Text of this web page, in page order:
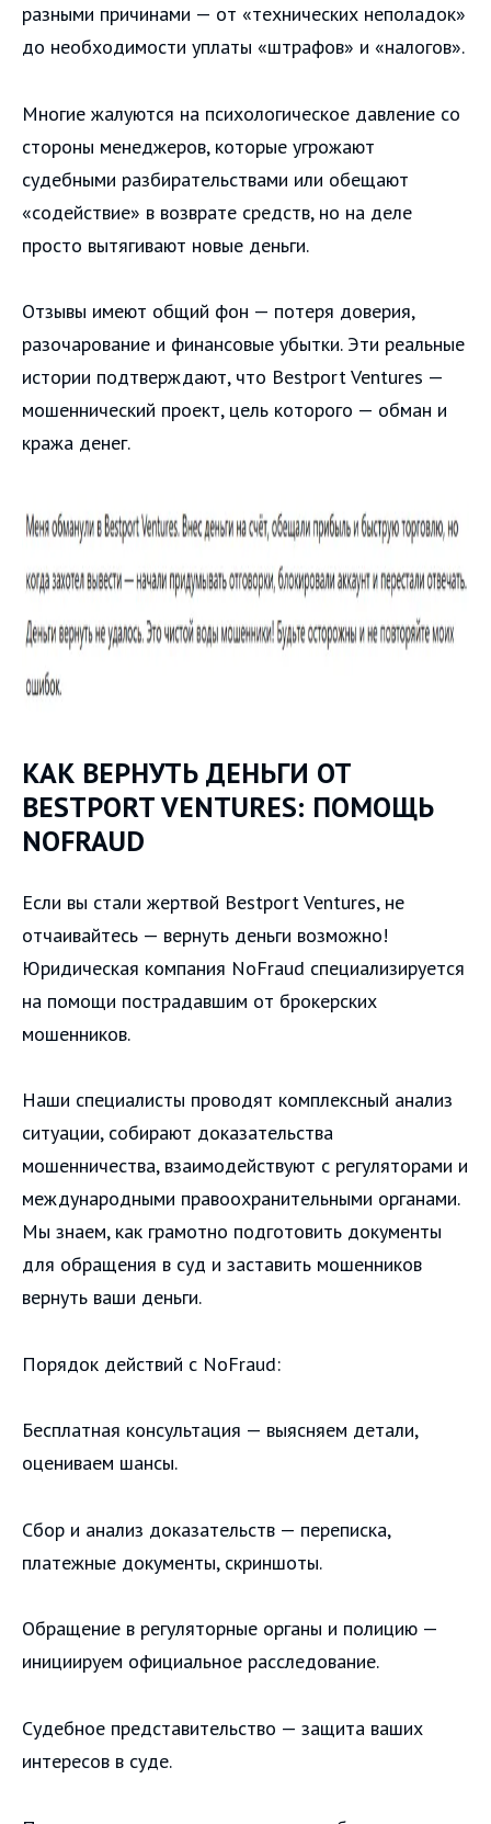
разными причинами — от «технических неполадок»
до необходимости уплаты «штрафов» и «налогов».
Многие жалуются на психологическое давление со
стороны менеджеров, которые угрожают
судебными разбирательствами или обещают
«содействие» в возврате средств, но на деле
просто вытягивают новые деньги.
Отзывы имеют общий фон — потеря доверия,
разочарование и финансовые убытки. Эти реальные
истории подтверждают, что Bestport Ventures —
мошеннический проект, цель которого — обман и
кража денег.
КАК ВЕРНУТЬ ДЕНЬГИ ОТ
BESTPORT VENTURES: ПОМОЩЬ
NOFRAUD
Если вы стали жертвой Bestport Ventures, не
отчаивайтесь — вернуть деньги возможно!
Юридическая компания NoFraud специализируется
на помощи пострадавшим от брокерских
мошенников.
Наши специалисты проводят комплексный анализ
ситуации, собирают доказательства
мошенничества, взаимодействуют с регуляторами и
международными правоохранительными органами.
Мы знаем, как грамотно подготовить документы
для обращения в суд и заставить мошенников
вернуть ваши деньги.
Порядок действий с NoFraud:
Бесплатная консультация — выясняем детали,
оцениваем шансы.
Сбор и анализ доказательств — переписка,
платежные документы, скриншоты.
Обращение в регуляторные органы и полицию —
инициируем официальное расследование.
Судебное представительство — защита ваших
интересов в суде.